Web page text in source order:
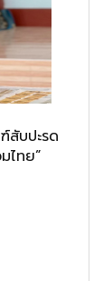
บปะรด
ไทย”